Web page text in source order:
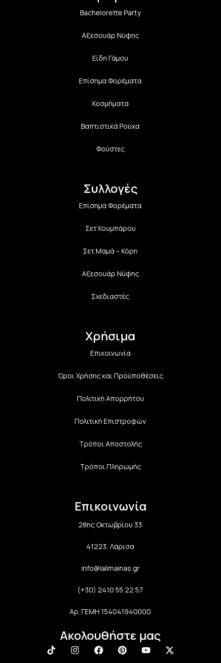
Bachelorette Party
Αξεσουάρ Νύφης
Είδη Γάμου
Επίσημα Φορέματα
Κοσμήματα
Βαπτιστικά Ρούχα
Φούστες
Συλλογές
Επίσημα Φορέματα
Σετ Κουμπάρου
Σετ Μαμά – Κόρη
Αξεσουάρ Νύφης
Σχεδιαστές
Χρήσιμα
Επικοινωνία
Όροι Χρήσης και Προϋποθέσεις
Πολιτική Aπορρήτου
Πολιτική Επιστροφών
Τρόποι Αποστολής
Τρόποι Πληρωμής
Επικοινωνία
28ης Οκτωβρίου 33
41223, Λάρισα
info@lalimainas.gr
(+30) 2410 55 22 57
Αρ. ΓΕΜΗ 154041940000
Ακολουθήστε μας